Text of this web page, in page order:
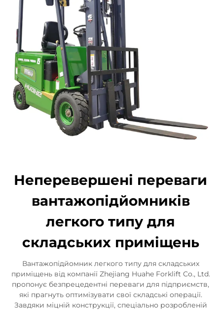
Неперевершені переваги
вантажопідйомників
легкого типу для
складських приміщень
Вантажопідйомник легкого типу для складських
приміщень від компанії Zhejiang Huahe Forklift Co., Ltd.
пропонує безпрецедентні переваги для підприємств,
які прагнуть оптимізувати свої складські операції.
Завдяки міцній конструкції, спеціально розробленій